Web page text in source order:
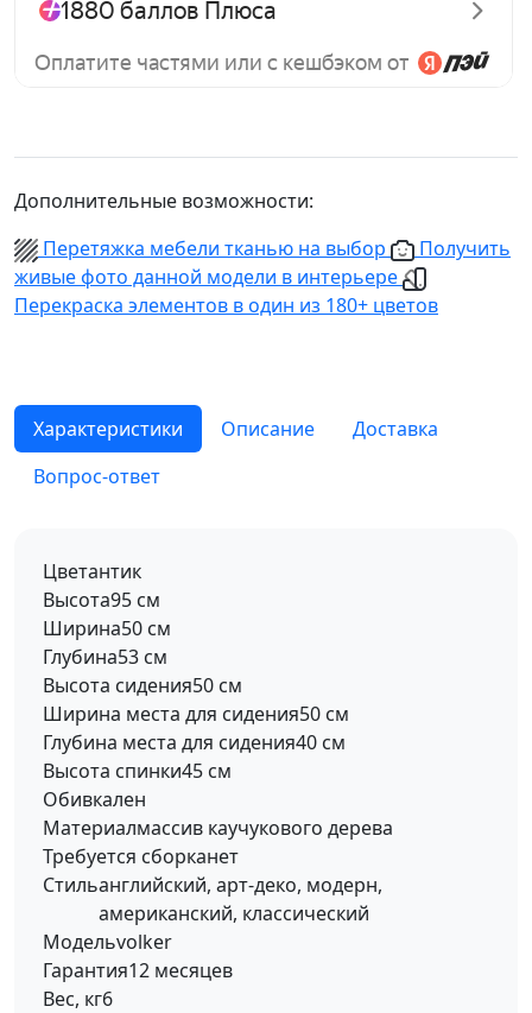
Дополнительные возможности:
Перетяжка мебели тканью на выбор
Получить
живые фото данной модели в интерьере
Перекраска элементов в один из 180+ цветов
Характеристики Описание
Доставка
Вопрос-ответ
Цветантик
Высота95 см
Ширина50 см
Глубина53 см
Высота сидения50 см
Ширина места для сидения50 см
Глубина места для сидения40 см
Высота спинки45 см
Обивкален
Материалмассив каучукового дерева
Требуется сборканет
Стильанглийский, арт-деко, модерн,
американский, классический
Модельvolker
Гарантия12 месяцев
Вес, кг6